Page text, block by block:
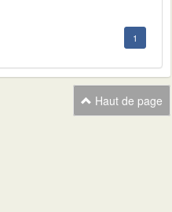
1
Haut de page